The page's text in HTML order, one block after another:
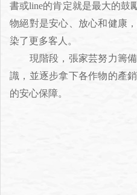
書或line的肯定就是最大的鼓
物絕對是安心、放心和健康
染了更多客人。
現階段，張家芸努力籌備
識，並逐步拿下各作物的產
的安心保障。